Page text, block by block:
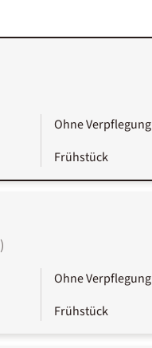
Ohne Verpflegung
Frühstück
)
Ohne Verpflegung
Frühstück